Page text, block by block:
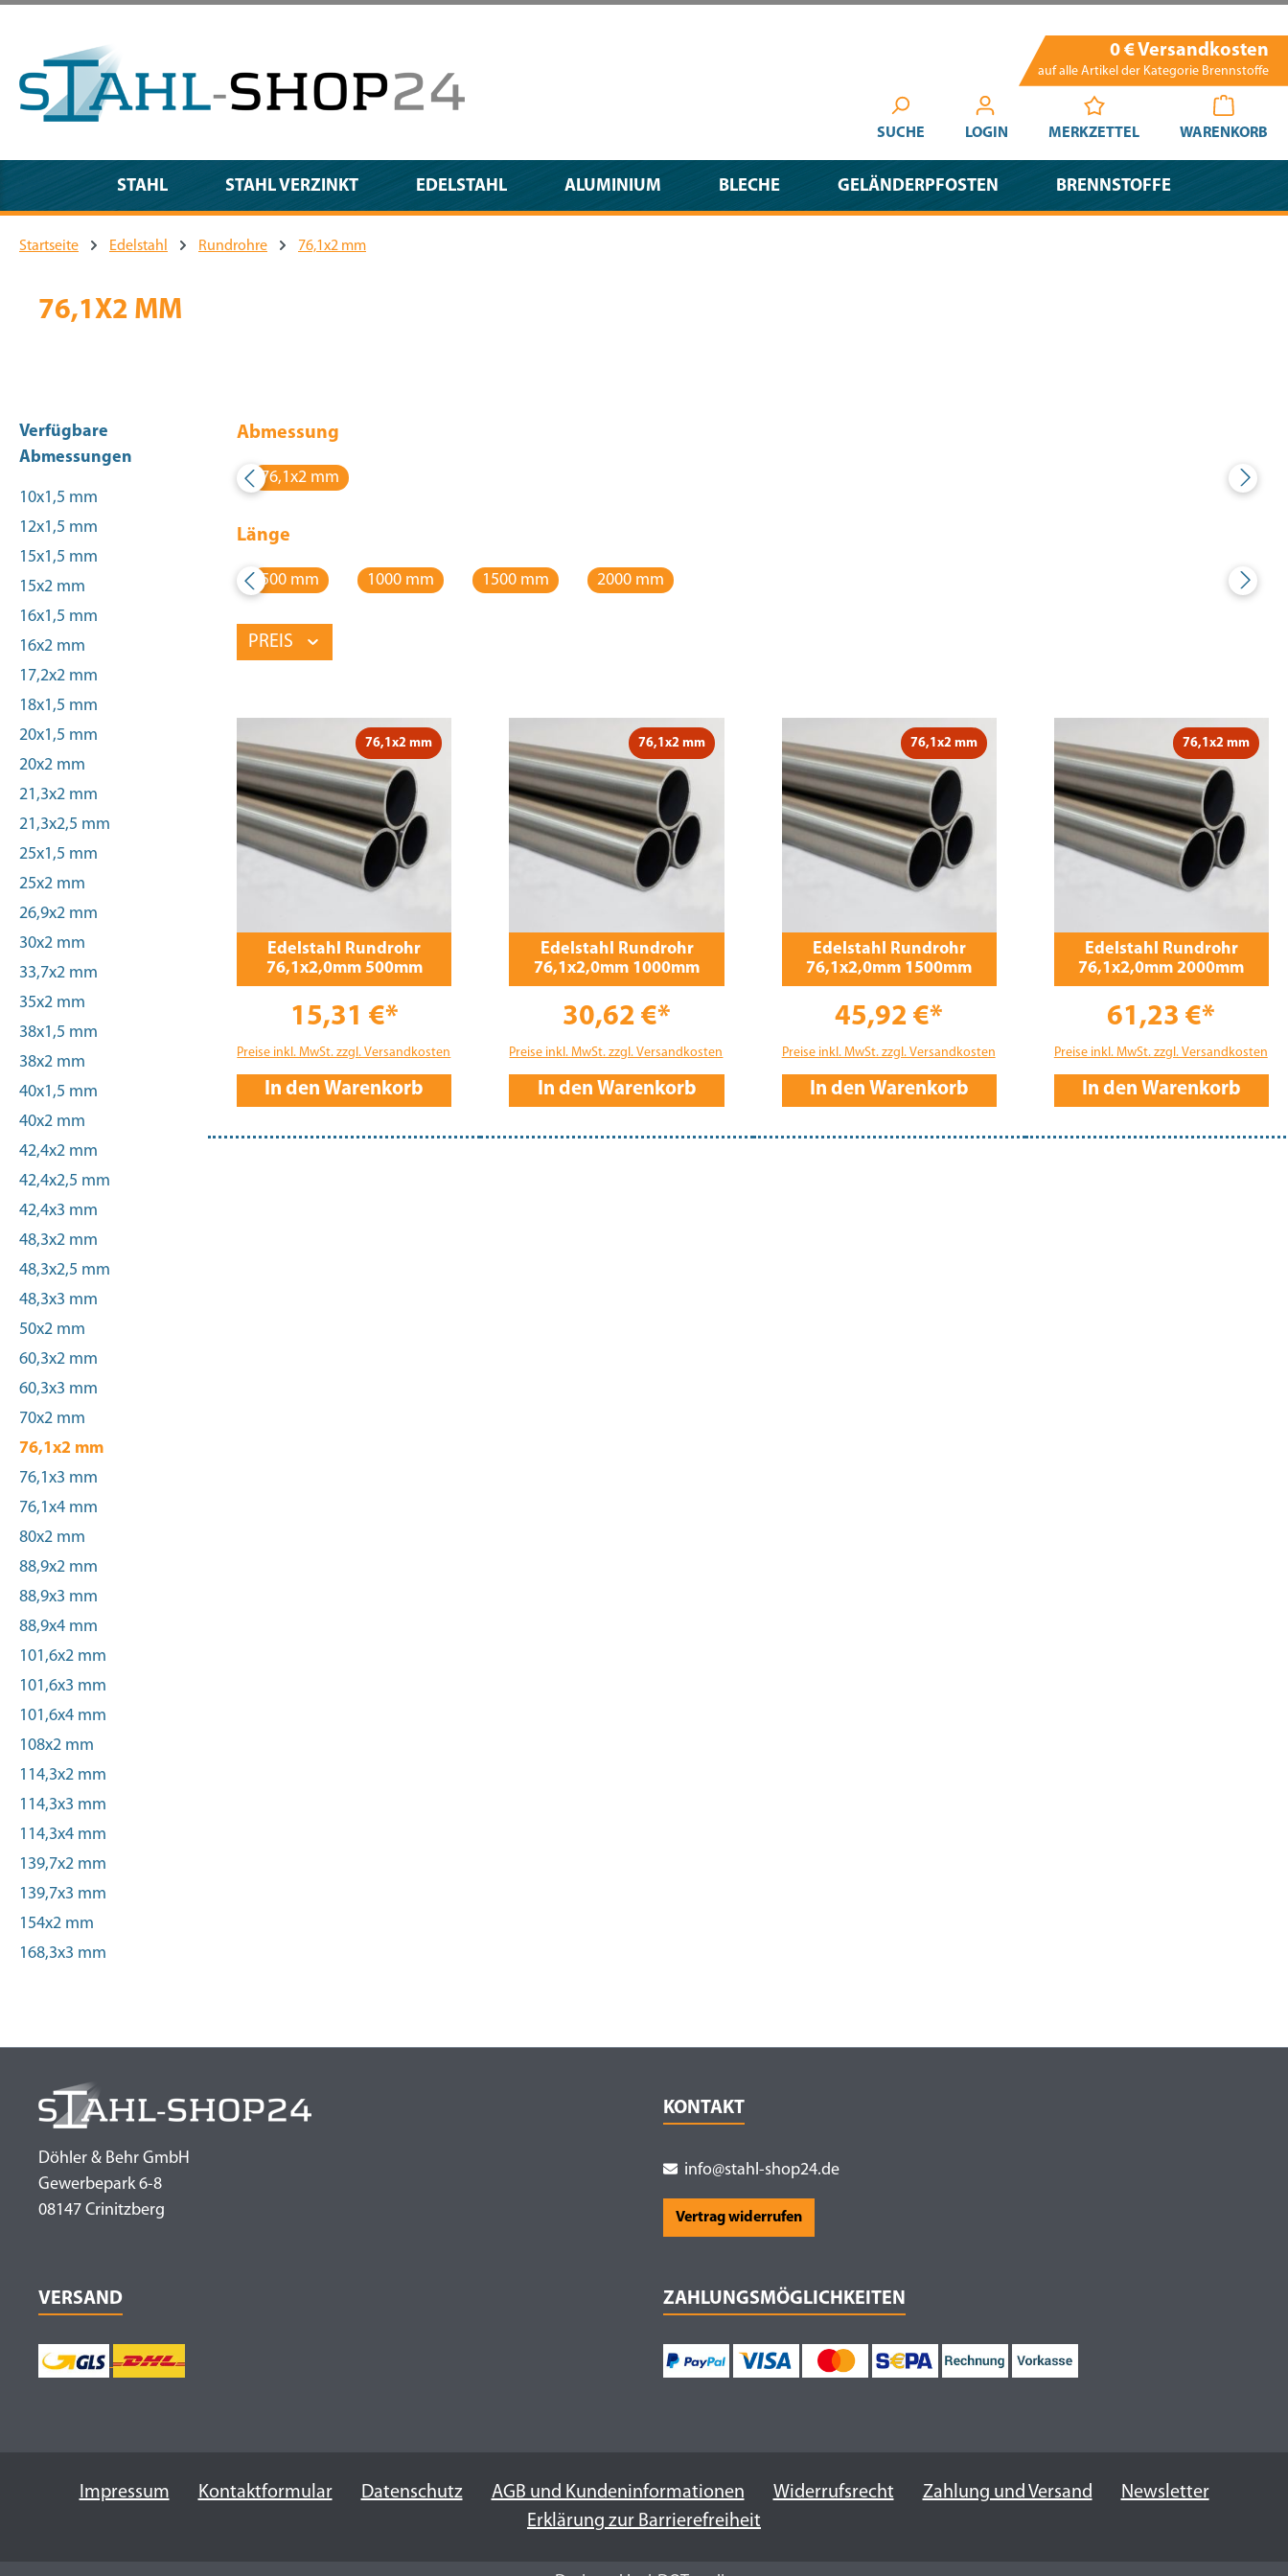
0 € Versandkosten
auf alle Artikel der Kategorie Brennstoffe
SUCHE LOGIN MERKZETTEL WARENKORB
STAHL STAHL VERZINKT EDELSTAHL ALUMINIUM BLECHE GELÄNDERPFOSTEN BRENNSTOFFE
Startseite Edelstahl Rundrohre 76,1x2 mm
76,1X2 MM
Verfügbare
Abmessungen
10x1,5 mm
12x1,5 mm
15x1,5 mm
15x2 mm
16x1,5 mm
16x2 mm
17,2x2 mm
18x1,5 mm
20x1,5 mm
20x2 mm
21,3x2 mm
21,3x2,5 mm
25x1,5 mm
25x2 mm
26,9x2 mm
30x2 mm
33,7x2 mm
35x2 mm
38x1,5 mm
38x2 mm
40x1,5 mm
40x2 mm
42,4x2 mm
42,4x2,5 mm
42,4x3 mm
48,3x2 mm
48,3x2,5 mm
48,3x3 mm
50x2 mm
60,3x2 mm
60,3x3 mm
70x2 mm
76,1x2 mm
76,1x3 mm
76,1x4 mm
80x2 mm
88,9x2 mm
88,9x3 mm
88,9x4 mm
101,6x2 mm
101,6x3 mm
101,6x4 mm
108x2 mm
114,3x2 mm
114,3x3 mm
114,3x4 mm
139,7x2 mm
139,7x3 mm
154x2 mm
168,3x3 mm
Abmessung
76,1x2 mm
Länge
500 mm 1000 mm 1500 mm 2000 mm
PREIS
76,1x2 mm
Edelstahl Rundrohr
76,1x2,0mm 500mm
15,31 €*
Preise inkl. MwSt. zzgl. Versandkosten
In den Warenkorb
76,1x2 mm
Edelstahl Rundrohr
76,1x2,0mm 1000mm
30,62 €*
Preise inkl. MwSt. zzgl. Versandkosten
In den Warenkorb
76,1x2 mm
Edelstahl Rundrohr
76,1x2,0mm 1500mm
45,92 €*
Preise inkl. MwSt. zzgl. Versandkosten
In den Warenkorb
76,1x2 mm
Edelstahl Rundrohr
76,1x2,0mm 2000mm
61,23 €*
Preise inkl. MwSt. zzgl. Versandkosten
In den Warenkorb
Döhler & Behr GmbH
Gewerbepark 6-8
08147 Crinitzberg
KONTAKT
info@stahl-shop24.de
Vertrag widerrufen
VERSAND ZAHLUNGSMÖGLICHKEITEN
Impressum Kontaktformular Datenschutz AGB und Kundeninformationen Widerrufsrecht Zahlung und Versand
Newsletter
Erklärung zur Barrierefreiheit